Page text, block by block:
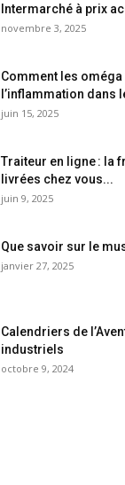
Intermarché à prix
novembre 3, 2025
Comment les
l’inflammation dans
juin 15, 2025
Traiteur en ligne : la
livrées chez vous...
juin 9, 2025
Que savoir sur le
janvier 27, 2025
Calendriers de
industriels
octobre 9, 2024